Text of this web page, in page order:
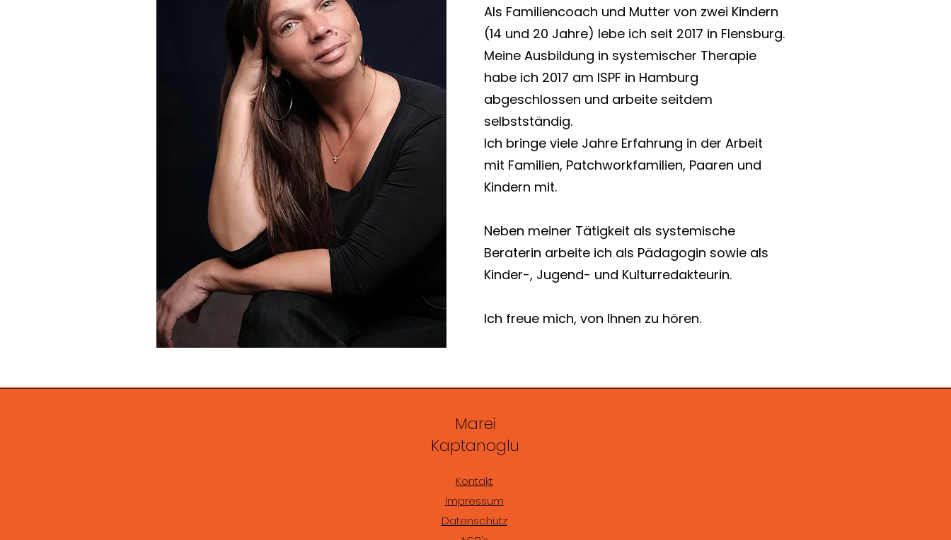
Als Familiencoach und Mutter von zwei Kindern
(14 und 20 Jahre) lebe ich seit 2017 in Flensburg.
Meine Ausbildung in systemischer Therapie
habe ich 2017 am ISPF in Hamburg
abgeschlossen und arbeite seitdem
selbstständig.
Ich bringe viele Jahre Erfahrung in der Arbeit
mit Familien, Patchworkfamilien, Paaren und
Kindern mit.
Neben meiner Tätigkeit als systemische
Beraterin arbeite ich als Pädagogin sowie als
Kinder-, Jugend- und Kulturredakteurin.
Ich freue mich, von Ihnen zu hören.
Marei
Kaptanoglu
Kontakt
Impressum
Datenschutz